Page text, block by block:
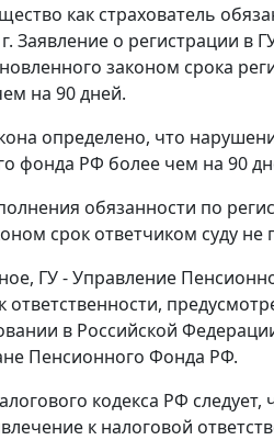
как страхователь
Заявление о регистрации
законом срока
на 90 дней.
определено, что
фонда РФ более чем на 90
обязанности по
срок ответчиком суду не
ГУ - Управление
ответственности,
в Российской
Пенсионного Фонда РФ.
кодекса РФ
к налоговой